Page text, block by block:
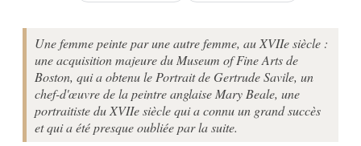
Une femme peinte par une autre femme, au XVIIe siècle :
une acquisition majeure du Museum of Fine Arts de
Boston, qui a obtenu le Portrait de Gertrude Savile, un
chef-d'œuvre de la peintre anglaise Mary Beale, une
portraitiste du XVIIe siècle qui a connu un grand succès
et qui a été presque oubliée par la suite.